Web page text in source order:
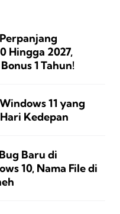
Hingga 2027,
1 Tahun!
11 yang
Kedepan
Baru di
10, Nama File di